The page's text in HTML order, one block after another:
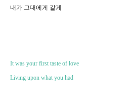
내가 그대에게 갈게
It was your first taste of love
Living upon what you had